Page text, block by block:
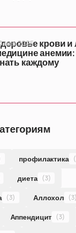
крови и
каждому
ноя 2025
профилактика
диета (3)
(3) Аллохол (3)
Аппендицит (3)